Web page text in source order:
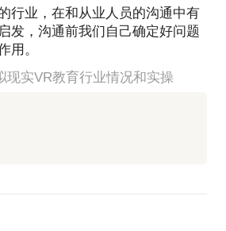
行业，在和从业人员的沟通中有
发，沟通前我们自己确定好问题
用。
现实VR教育行业情况和实操